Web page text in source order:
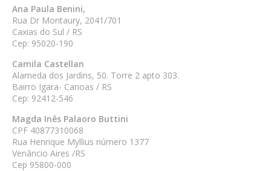
Ana Paula Benini,
Rua Dr Montaury, 2041/701
Caxias do Sul / RS
Cep: 95020-190
Camila Castellan
Alameda dos Jardins, 50. Torre 2 apto 303.
Bairro Igara- Canoas / RS
Cep: 92412-546
Magda Inês Palaoro Buttini
CPF 40877310068
Rua Henrique Myllius número 1377
Venâncio Aires /RS
Cep 95800-000